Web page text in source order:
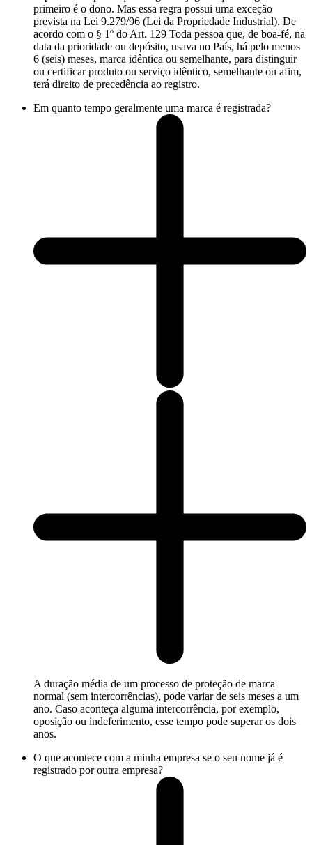
primeiro é o dono. Mas essa regra possui uma exceção
prevista na Lei 9.279/96 (Lei da Propriedade Industrial). De
acordo com o § 1º do Art. 129 Toda pessoa que, de boa-fé, na
data da prioridade ou depósito, usava no País, há pelo menos
6 (seis) meses, marca idêntica ou semelhante, para distinguir
ou certificar produto ou serviço idêntico, semelhante ou afim,
terá direito de precedência ao registro.
Em quanto tempo geralmente uma marca é registrada?
A duração média de um processo de proteção de marca
normal (sem intercorrências), pode variar de seis meses a um
ano. Caso aconteça alguma intercorrência, por exemplo,
oposição ou indeferimento, esse tempo pode superar os dois
anos.
O que acontece com a minha empresa se o seu nome já é
registrado por outra empresa?